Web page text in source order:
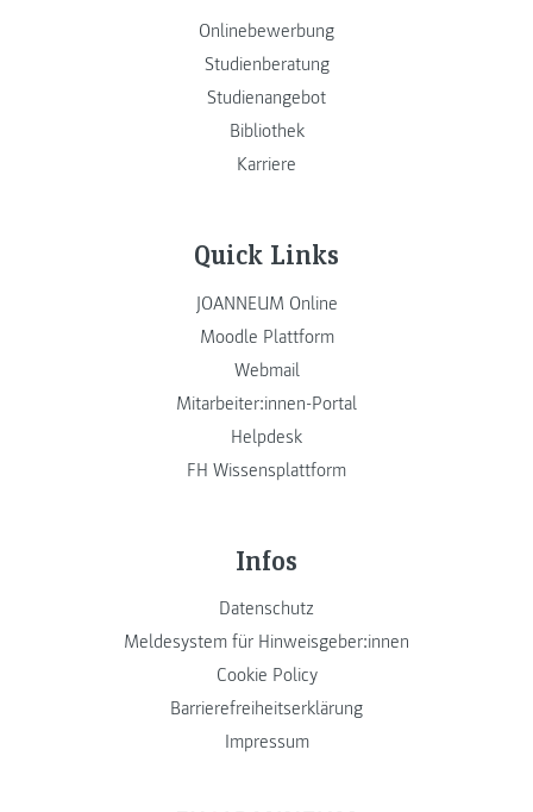
Onlinebewerbung
Studienberatung
Studienangebot
Bibliothek
Karriere
Quick Links
JOANNEUM Online
Moodle Plattform
Webmail
Mitarbeiter:innen-Portal
Helpdesk
FH Wissensplattform
Infos
Datenschutz
Meldesystem für Hinweisgeber:innen
Cookie Policy
Barrierefreiheitserklärung
Impressum